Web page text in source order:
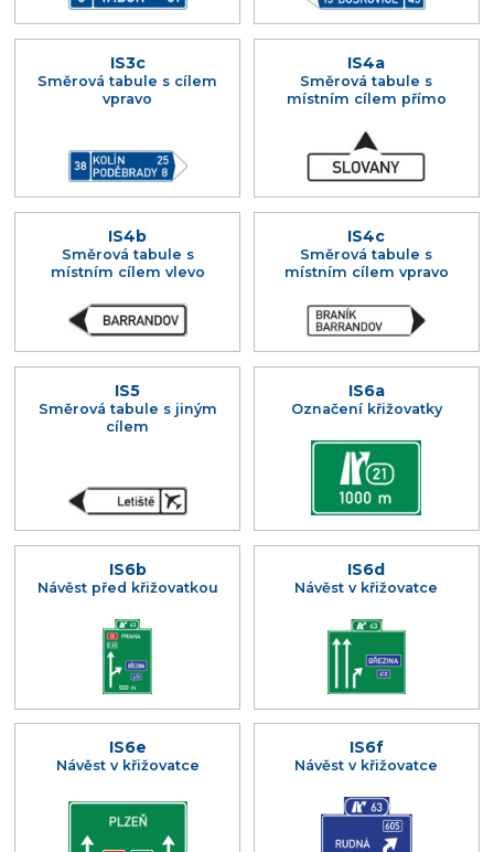
IS3c
Směrová tabule s cílem
vpravo
IS4a
Směrová tabule s
místním cílem přímo
IS4b
Směrová tabule s
místním cílem vlevo
IS4c
Směrová tabule s
místním cílem vpravo
IS5
Směrová tabule s jiným
cílem
IS6a
Označení křižovatky
IS6b
Návěst před křižovatkou
IS6d
Návěst v křižovatce
IS6e
Návěst v křižovatce
IS6f
Návěst v křižovatce